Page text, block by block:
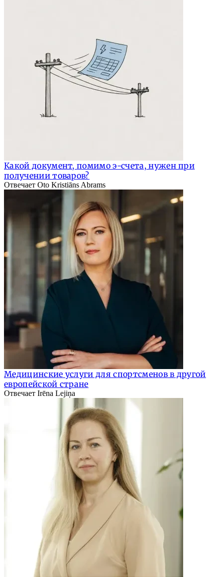
Какой документ, помимо э-счета, нужен при
получении товаров?
Отвечает Oto Kristiāns Abrams
Медицинские услуги для спортсменов в другой
европейской стране
Отвечает Irēna Lejiņa